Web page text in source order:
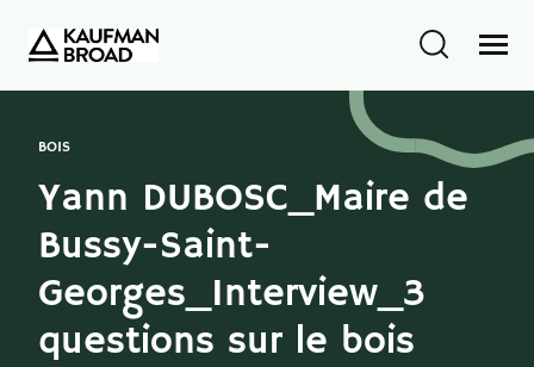
BOIS
Yann DUBOSC_Maire de
Bussy-Saint-
Georges_Interview_3
questions sur le bois